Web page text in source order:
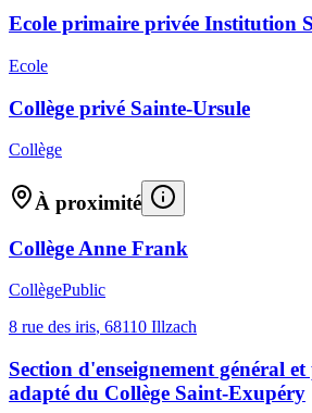
Ecole primaire privée Institution
Ecole
Collège privé Sainte-Ursule
Collège
À proximité
Collège Anne Frank
CollègePublic
8 rue des iris, 68110 Illzach
Section d'enseignement général
adapté du Collège Saint-Exupéry